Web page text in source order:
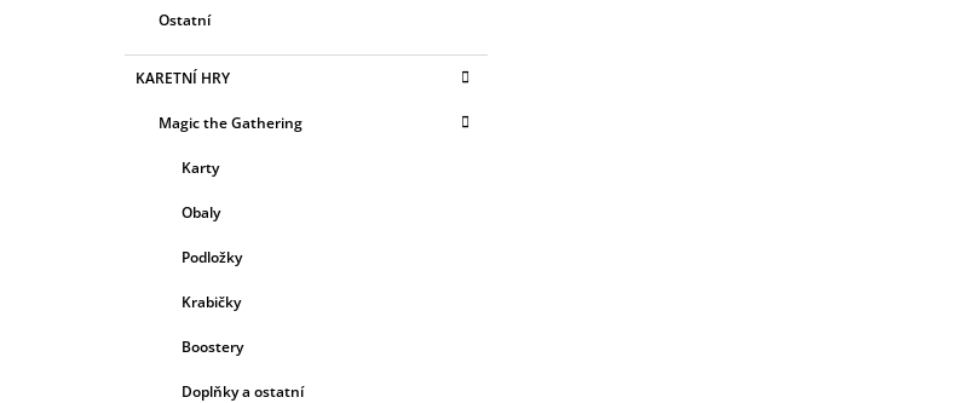
Ostatní
KARETNÍ HRY
Magic the Gathering
Karty
Obaly
Podložky
Krabičky
Boostery
Doplňky a ostatní